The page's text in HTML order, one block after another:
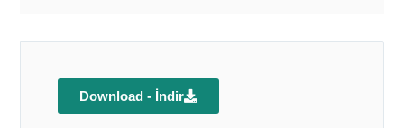
Download - İndir